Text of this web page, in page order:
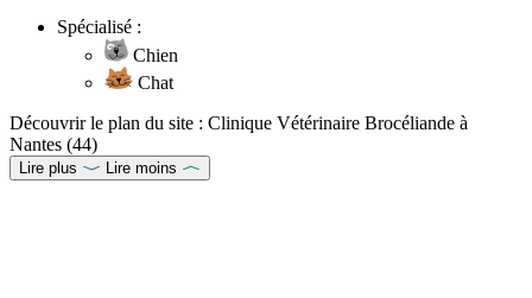
Spécialisé :
Chien
Chat
Découvrir le plan du site : Clinique Vétérinaire Brocéliande à
Nantes (44)
Lire plus Lire moins